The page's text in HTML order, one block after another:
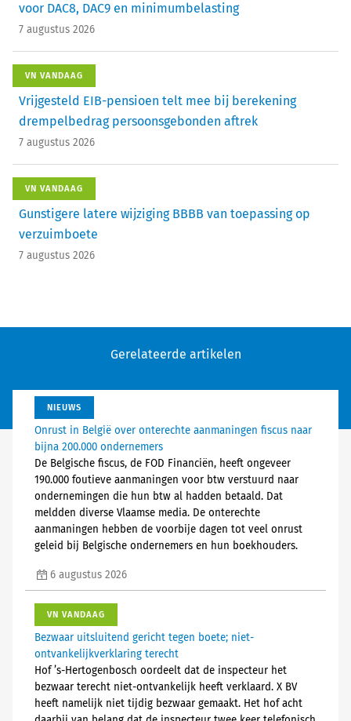
voor DAC8, DAC9 en minimumbelasting
7 augustus 2026
VN VANDAAG
Vrijgesteld EIB-pensioen telt mee bij berekening
drempelbedrag persoonsgebonden aftrek
7 augustus 2026
VN VANDAAG
Gunstigere latere wijziging BBBB van toepassing op
verzuimboete
7 augustus 2026
Gerelateerde artikelen
NIEUWS
Onrust in België over onterechte aanmaningen fiscus naar
bijna 200.000 ondernemers
De Belgische fiscus, de FOD Financiën, heeft ongeveer
190.000 foutieve aanmaningen voor btw verstuurd naar
ondernemingen die hun btw al hadden betaald. Dat
meldden diverse Vlaamse media. De onterechte
aanmaningen hebben de voorbije dagen tot veel onrust
geleid bij Belgische ondernemers en hun boekhouders.
6 augustus 2026
VN VANDAAG
Bezwaar uitsluitend gericht tegen boete; niet-
ontvankelijkverklaring terecht
Hof ’s-Hertogenbosch oordeelt dat de inspecteur het
bezwaar terecht niet-ontvankelijk heeft verklaard. X BV
heeft namelijk niet tijdig bezwaar gemaakt. Het hof acht